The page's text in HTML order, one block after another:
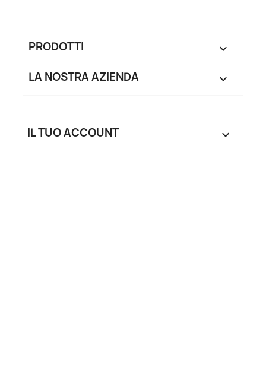
PRODOTTI 
LA NOSTRA AZIENDA 
IL TUO ACCOUNT 